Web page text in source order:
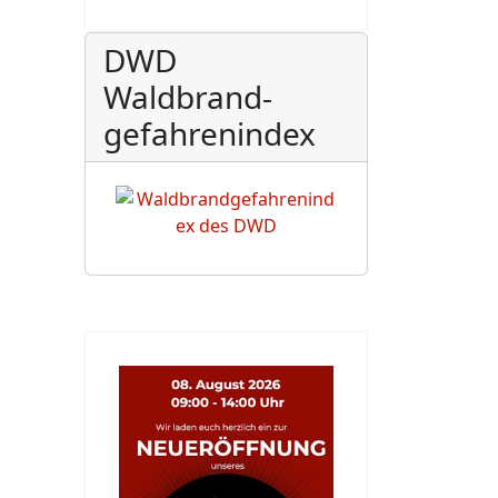
DWD
Waldbrand-
gefahrenindex